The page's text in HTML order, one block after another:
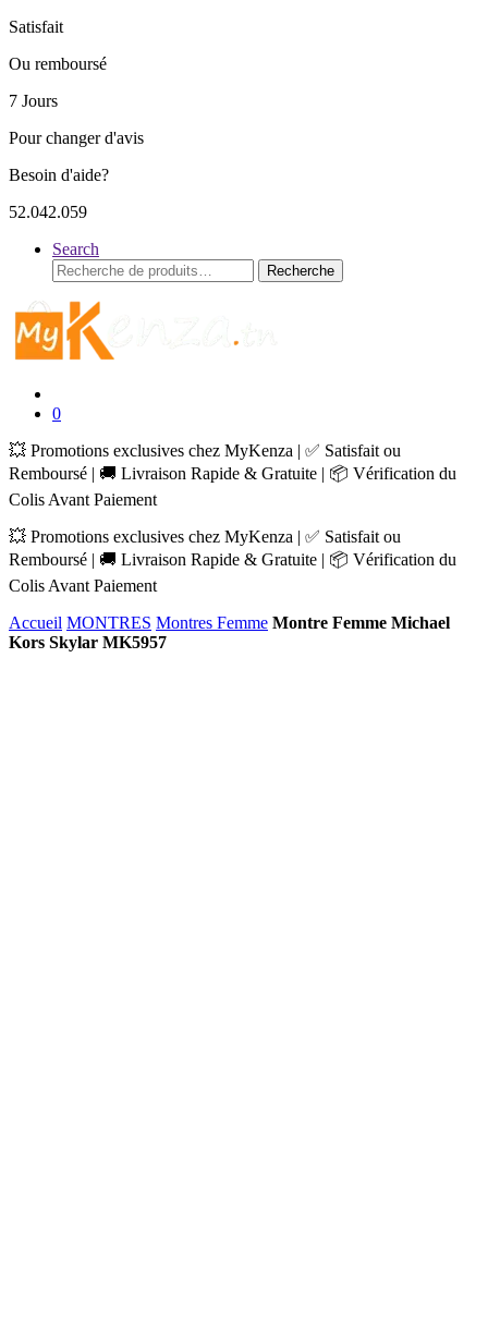
Satisfait
Ou remboursé
7 Jours
Pour changer d'avis
Besoin d'aide?
52.042.059
Search
Recherche
pour :
Recherche
0
💥 Promotions exclusives chez MyKenza | ✅ Satisfait ou
Remboursé | 🚚 Livraison Rapide & Gratuite | 📦 Vérification du
Colis Avant Paiement
💥 Promotions exclusives chez MyKenza | ✅ Satisfait ou
Remboursé | 🚚 Livraison Rapide & Gratuite | 📦 Vérification du
Colis Avant Paiement
Accueil MONTRES Montres Femme Montre Femme Michael
Kors Skylar MK5957